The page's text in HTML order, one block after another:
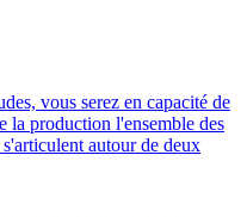
vous serez en capacité de
la production l'ensemble des
autour de deux